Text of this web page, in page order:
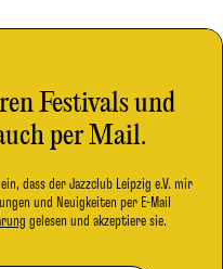
Festivals und
per Mail.
dass der Jazzclub Leipzig e.V. mir
und Neuigkeiten per E-Mail
gelesen und akzeptiere sie.